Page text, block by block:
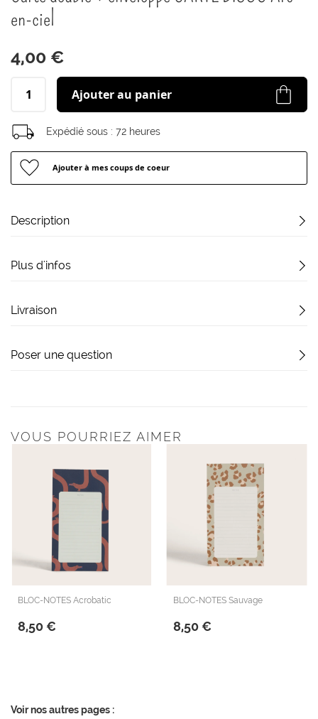
début
de
d’images
en-ciel
4,00 €
Ajouter au panier
Expédié sous : 72 heures
Ajouter à mes coups de coeur
Description
Plus d'infos
Livraison
Poser une question
VOUS POURRIEZ AIMER
BLOC-NOTES Acrobatic
8,50 €
BLOC-NOTES Sauvage
8,50 €
Voir nos autres pages :